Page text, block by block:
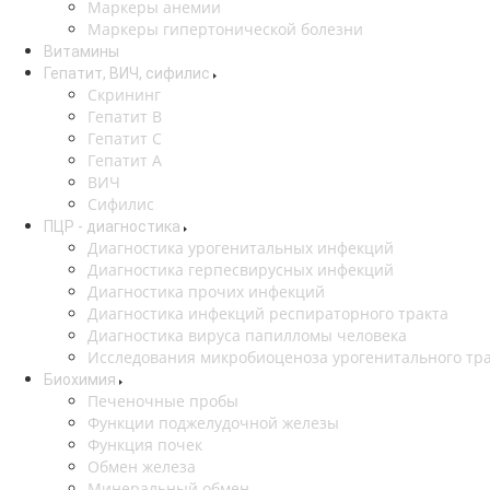
Маркеры анемии
Маркеры гипертонической болезни
Витамины
Гепатит, ВИЧ, сифилис
Скрининг
Гепатит В
Гепатит С
Гепатит А
ВИЧ
Сифилис
ПЦР - диагностика
Диагностика урогенитальных инфекций
Диагностика герпесвирусных инфекций
Диагностика прочих инфекций
Диагностика инфекций респираторного тракта
Диагностика вируса папилломы человека
Исследования микробиоценоза урогенитального
Биохимия
Печеночные пробы
Функции поджелудочной железы
Функция почек
Обмен железа